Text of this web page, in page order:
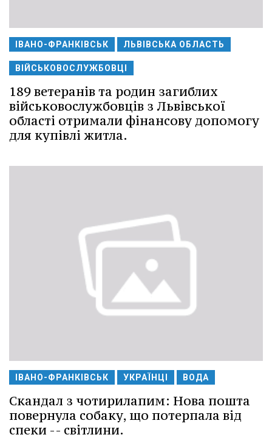
ІВАНО-ФРАНКІВСЬК ЛЬВІВСЬКА ОБЛАСТЬ
ВІЙСЬКОВОСЛУЖБОВЦІ
189 ветеранів та родин загиблих
військовослужбовців з Львівської
області отримали фінансову допомогу
для купівлі житла.
ІВАНО-ФРАНКІВСЬК УКРАЇНЦІ ВОДА
Скандал з чотирилапим: Нова пошта
повернула собаку, що потерпала від
спеки -- світлини.